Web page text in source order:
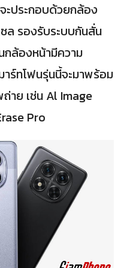
จะประกอบด้วยกล้อง
ล รองรับระบบกันสั่น
กล้องหน้ามีความ
ร์ทโฟนรุ่นนี้จะมาพร้อม
าย เช่น Al Image
Pro